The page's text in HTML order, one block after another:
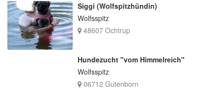
Siggi (Wolfspitzhündin)
Wolfsspitz
48607 Ochtrup
Hundezucht "vom Himmelreich"
Wolfsspitz
06712 Gutenborn